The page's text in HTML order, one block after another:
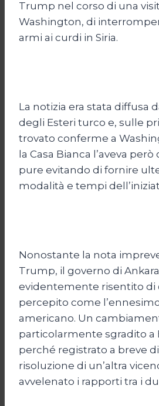
Trump nel corso di una
Washington, di
armi ai curdi in Siria.
La notizia era stata diffusa
degli Esteri turco e, sulle
trovato conferme a
la Casa Bianca l’aveva
pure evitando di fornire
modalità e tempi
Nonostante la nota
Trump, il governo di
evidentemente risentito di
percepito come
americano. Un
particolarmente sgradito a
perché registrato a breve
risoluzione di un’altra
avvelenato i rapporti tra i